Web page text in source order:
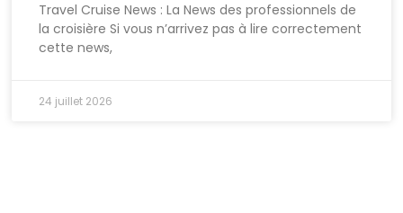
Travel Cruise News : La News des professionnels de
la croisière Si vous n’arrivez pas à lire correctement
cette news,
24 juillet 2026